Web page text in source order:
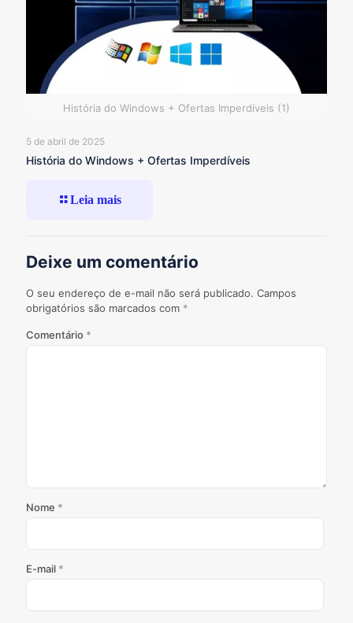
História do Windows + Ofertas Imperdíveis (1)
5 de abril de 2025
História do Windows + Ofertas Imperdíveis
Leia mais
Deixe um comentário
O seu endereço de e-mail não será publicado. Campos
obrigatórios são marcados com *
Comentário *
Nome *
E-mail *